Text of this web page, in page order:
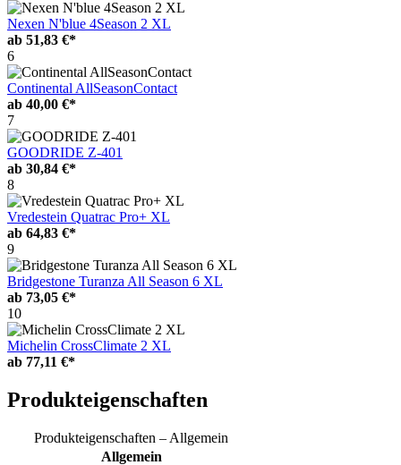
Nexen N'blue 4Season 2 XL
ab 51,83 €*
6
Continental AllSeasonContact
ab 40,00 €*
7
GOODRIDE Z-401
ab 30,84 €*
8
Vredestein Quatrac Pro+ XL
ab 64,83 €*
9
Bridgestone Turanza All Season 6 XL
ab 73,05 €*
10
Michelin CrossClimate 2 XL
ab 77,11 €*
Produkteigenschaften
Produkteigenschaften – Allgemein
Allgemein